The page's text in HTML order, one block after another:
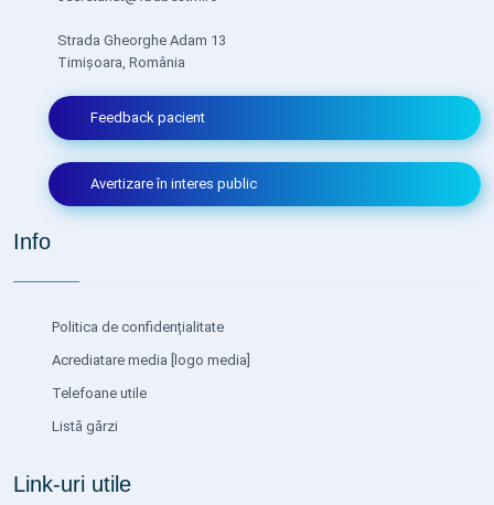
Strada Gheorghe Adam 13
Timișoara, România
Feedback pacient
Avertizare în interes public
Info
Politica de confidențialitate
Acrediatare media [logo media]
Telefoane utile
Listă gărzi
Link-uri utile